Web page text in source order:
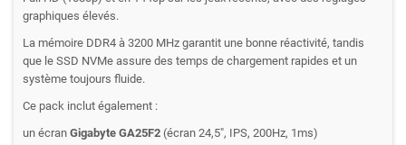
graphiques élevés.
La mémoire DDR4 à 3200 MHz garantit une bonne réactivité, tandis
que le SSD NVMe assure des temps de chargement rapides et un
système toujours fluide.
Ce pack inclut également :
un écran Gigabyte GA25F2 (écran 24,5", IPS, 200Hz, 1ms)